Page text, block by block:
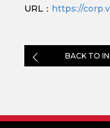
URL： https://
BACK TO